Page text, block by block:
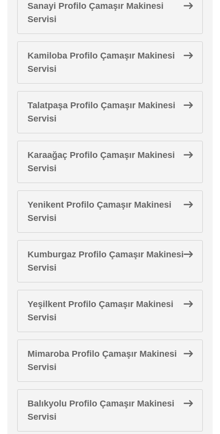
Sanayi Profilo Çamaşır Makinesi
Servisi
Kamiloba Profilo Çamaşır Makinesi
Servisi
Talatpaşa Profilo Çamaşır Makinesi
Servisi
Karaağaç Profilo Çamaşır Makinesi
Servisi
Yenikent Profilo Çamaşır Makinesi
Servisi
Kumburgaz Profilo Çamaşır Makinesi
Servisi
Yeşilkent Profilo Çamaşır Makinesi
Servisi
Mimaroba Profilo Çamaşır Makinesi
Servisi
Balıkyolu Profilo Çamaşır Makinesi
Servisi